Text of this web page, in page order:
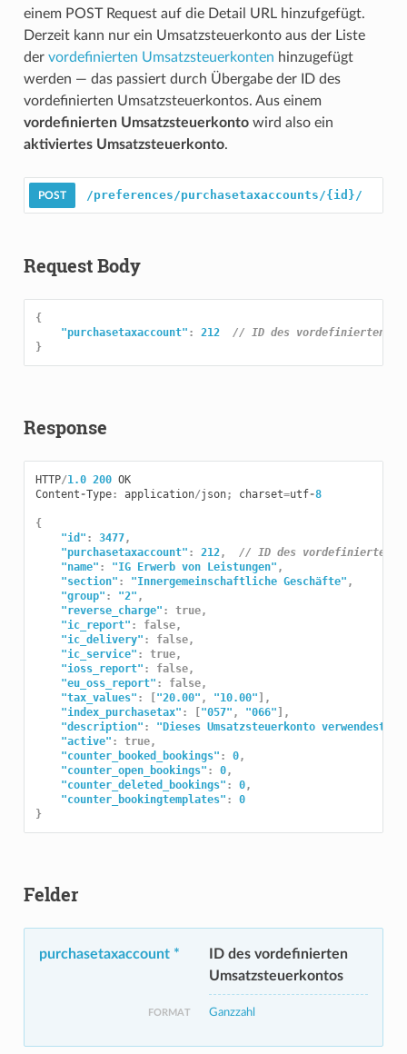
einem POST Request auf die Detail URL hinzufgefügt.
Derzeit kann nur ein Umsatzsteuerkonto aus der Liste
der vordefinierten Umsatzsteuerkonten hinzugefügt
werden — das passiert durch Übergabe der ID des
vordefinierten Umsatzsteuerkontos. Aus einem
vordefinierten Umsatzsteuerkontowird also ein
aktiviertes Umsatzsteuerkonto.
/preferences/purchasetaxaccounts/{id}/
Request Body
{
"purchasetaxaccount" : 212
// ID des vordefinierten
}
Response
HTTP/1.0 200 OK
Content-Type: application/json; charset=utf-8
{
"id" : 3477,
"purchasetaxaccount" : 212,
// ID des vordefinierten
"name" : "IG Erwerb von Leistungen" ,
"section" : "Innergemeinschaftliche Geschäfte" ,
"group" : "2" ,
"reverse_charge" : true,
"ic_report" : false,
"ic_delivery" : false,
"ic_service" : true,
"ioss_report" : false,
"eu_oss_report" : false,
"tax_values" : ["20.00" , "10.00"],
"index_purchasetax" : ["057" , "066"],
"description" :
"Dieses Umsatzsteuerkonto verwendest
"active" : true,
"counter_booked_bookings" : 0,
"counter_open_bookings" : 0,
"counter_deleted_bookings" : 0,
"counter_bookingtemplates" :
0
}
Felder
purchasetaxaccount *
ID des vordefinierten
Umsatzsteuerkontos
FORMAT Ganzzahl